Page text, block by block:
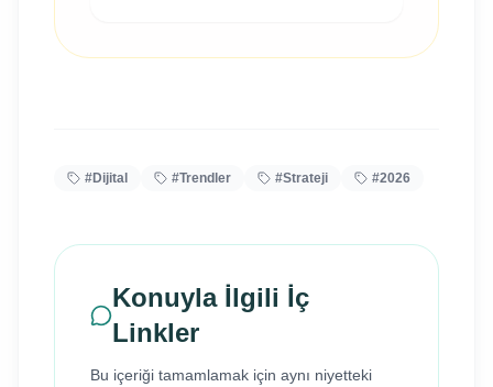
#Dijital #Trendler #Strateji #2026
Konuyla İlgili İç
Linkler
Bu içeriği tamamlamak için aynı niyetteki